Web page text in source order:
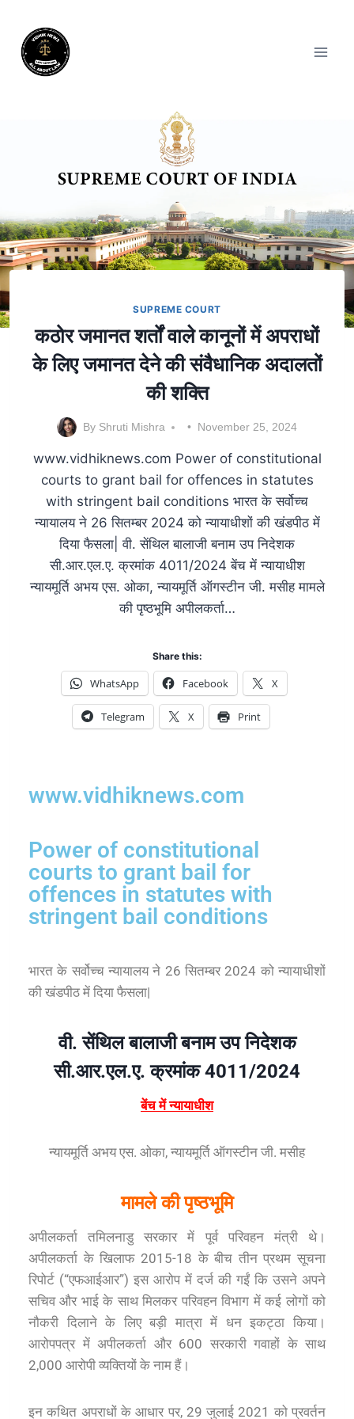
SUPREME COURT
कठोर जमानत शर्तों वाले कानूनों में अपराधों
के लिए जमानत देने की संवैधानिक अदालतों
की शक्ति
By Shruti Mishra November 25, 2024
www.vidhiknews.com Power of constitutional
courts to grant bail for offences in statutes
with stringent bail conditions भारत के सर्वोच्च
न्यायालय ने 26 सितम्बर 2024 को न्यायाधीशों की खंडपीठ में
दिया फैसला| वी. सेंथिल बालाजी बनाम उप निदेशक
सी.आर.एल.ए. क्रमांक 4011/2024 बेंच में न्यायाधीश
न्यायमूर्ति अभय एस. ओका, न्यायमूर्ति ऑगस्टीन जी. मसीह मामले
की पृष्ठभूमि अपीलकर्ता…
Share this:
WhatsApp Facebook X
Telegram X Print
www.vidhiknews.com
Power of constitutional
courts to grant bail for
offences in statutes with
stringent bail conditions
भारत के सर्वोच्च न्यायालय ने 26 सितम्बर 2024 को न्यायाधीशों
की खंडपीठ में दिया फैसला|
वी. सेंथिल बालाजी बनाम उप निदेशक
सी.आर.एल.ए. क्रमांक 4011/2024
बेंच में न्यायाधीश
न्यायमूर्ति अभय एस. ओका, न्यायमूर्ति ऑगस्टीन जी. मसीह
मामले की पृष्ठभूमि
अपीलकर्ता तमिलनाडु सरकार में पूर्व परिवहन मंत्री थे।
अपीलकर्ता के खिलाफ 2015-18 के बीच तीन प्रथम सूचना
रिपोर्ट (“एफआईआर”) इस आरोप में दर्ज की गईं कि उसने अपने
सचिव और भाई के साथ मिलकर परिवहन विभाग में कई लोगों को
नौकरी दिलाने के लिए बड़ी मात्रा में धन इकट्ठा किया।
आरोपपत्र में अपीलकर्ता और 600 सरकारी गवाहों के साथ
2,000 आरोपी व्यक्तियों के नाम हैं।
इन कथित अपराधों के आधार पर, 29 जुलाई 2021 को प्रवर्तन